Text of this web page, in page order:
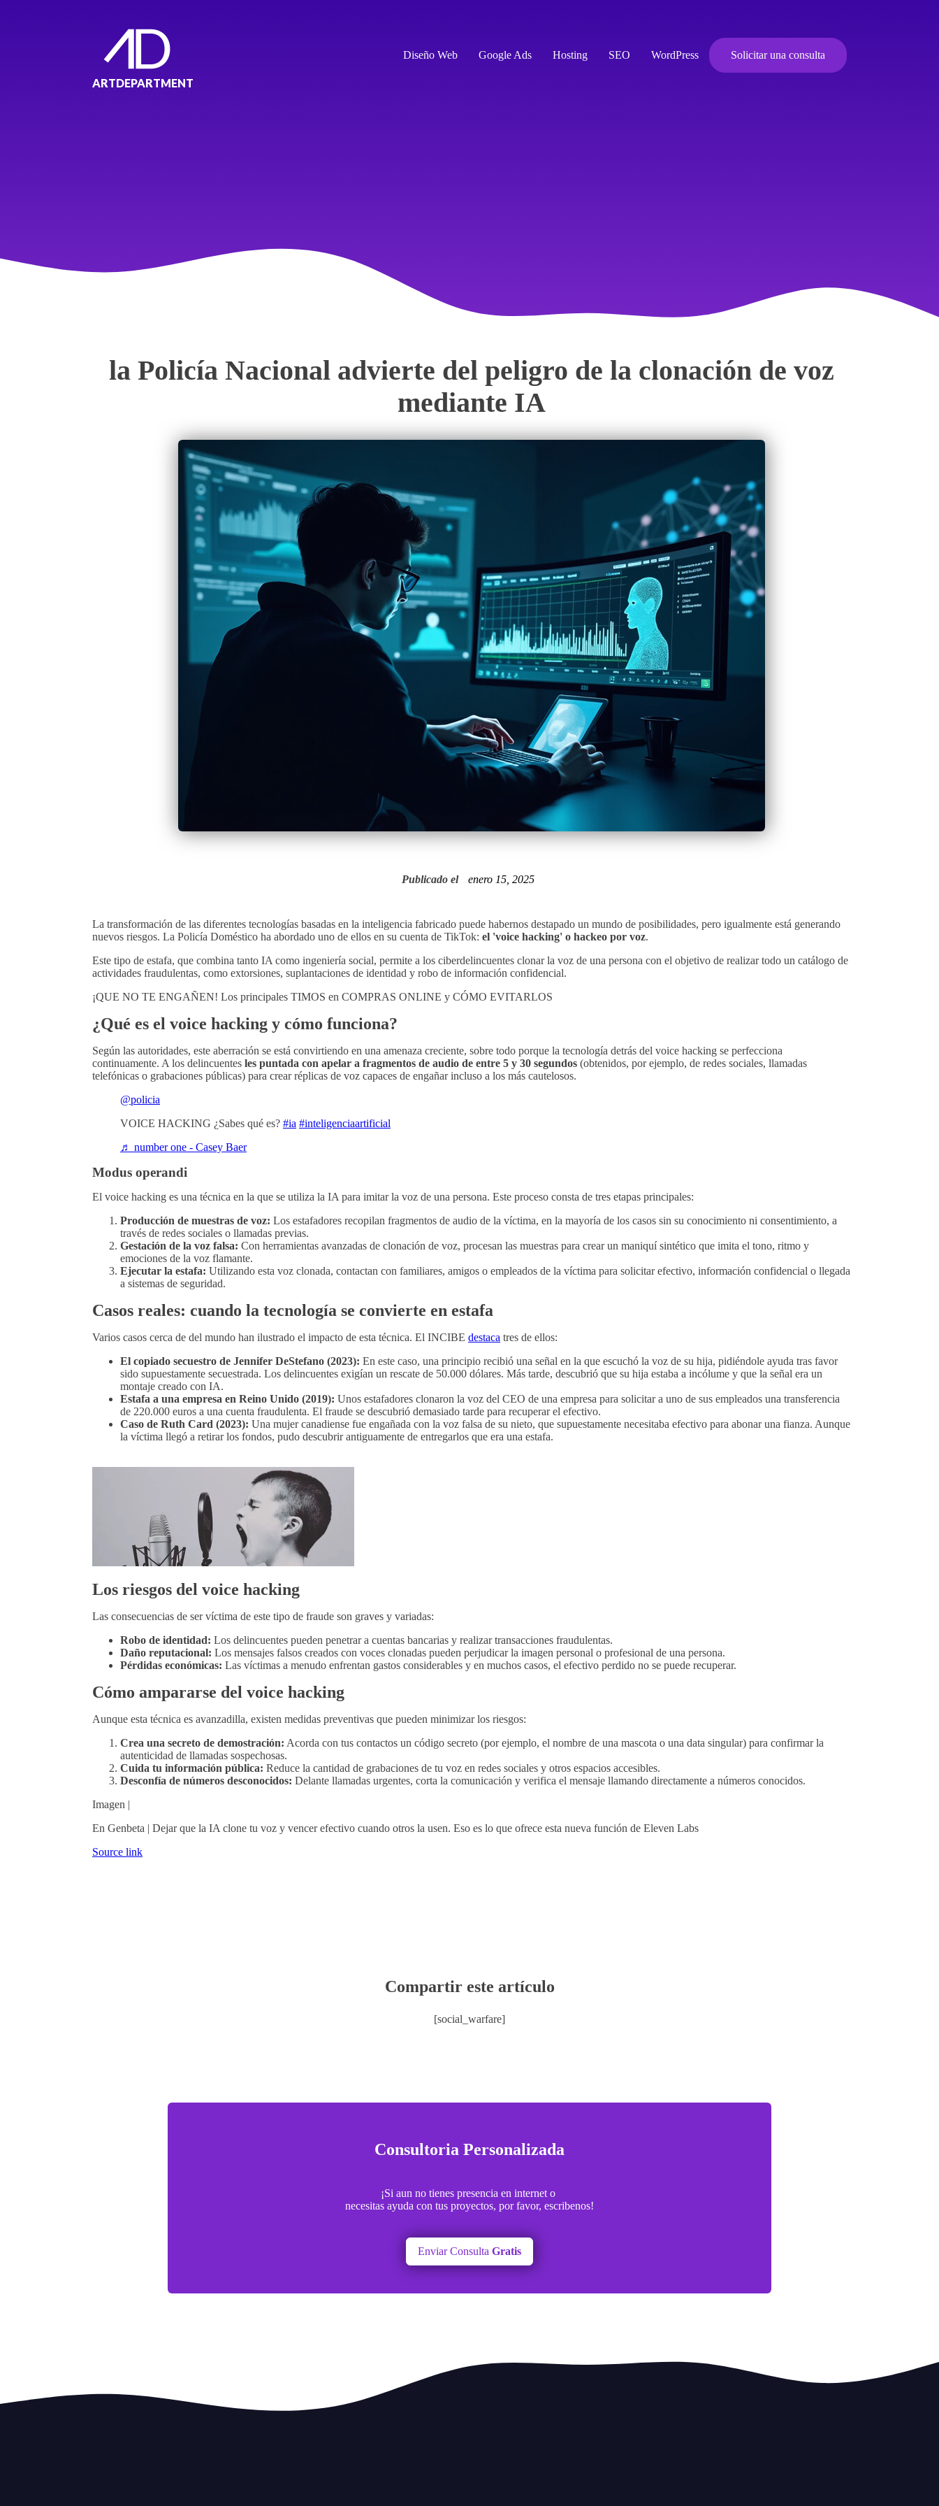
ARTDEPARTMENT
Diseño Web Google Ads Hosting SEO WordPress Solicitar una consulta
la Policía Nacional advierte del peligro de la clonación de voz
mediante IA
Publicado el enero 15, 2025
La transformación de las diferentes tecnologías basadas en la inteligencia fabricado puede habernos destapado un mundo de posibilidades, pero igualmente está generando
nuevos riesgos. La Policía Doméstico ha abordado uno de ellos en su cuenta de TikTok: el 'voice hacking' o hackeo por voz.
Este tipo de estafa, que combina tanto IA como ingeniería social, permite a los ciberdelincuentes clonar la voz de una persona con el objetivo de realizar todo un catálogo de
actividades fraudulentas, como extorsiones, suplantaciones de identidad y robo de información confidencial.
¡QUE NO TE ENGAÑEN! Los principales TIMOS en COMPRAS ONLINE y CÓMO EVITARLOS
¿Qué es el voice hacking y cómo funciona?
Según las autoridades, este aberración se está convirtiendo en una amenaza creciente, sobre todo porque la tecnología detrás del voice hacking se perfecciona
continuamente. A los delincuentes les puntada con apelar a fragmentos de audio de entre 5 y 30 segundos (obtenidos, por ejemplo, de redes sociales, llamadas
telefónicas o grabaciones públicas) para crear réplicas de voz capaces de engañar incluso a los más cautelosos.
@policia
VOICE HACKING ¿Sabes qué es? #ia #inteligenciaartificial
♬ number one - Casey Baer
Modus operandi
El voice hacking es una técnica en la que se utiliza la IA para imitar la voz de una persona. Este proceso consta de tres etapas principales:
Producción de muestras de voz: Los estafadores recopilan fragmentos de audio de la víctima, en la mayoría de los casos sin su conocimiento ni consentimiento, a
través de redes sociales o llamadas previas.
Gestación de la voz falsa: Con herramientas avanzadas de clonación de voz, procesan las muestras para crear un maniquí sintético que imita el tono, ritmo y
emociones de la voz flamante.
Ejecutar la estafa: Utilizando esta voz clonada, contactan con familiares, amigos o empleados de la víctima para solicitar efectivo, información confidencial o llegada
a sistemas de seguridad.
Casos reales: cuando la tecnología se convierte en estafa
Varios casos cerca de del mundo han ilustrado el impacto de esta técnica. El INCIBE destaca tres de ellos:
El copiado secuestro de Jennifer DeStefano (2023): En este caso, una principio recibió una señal en la que escuchó la voz de su hija, pidiéndole ayuda tras favor
sido supuestamente secuestrada. Los delincuentes exigían un rescate de 50.000 dólares. Más tarde, descubrió que su hija estaba a incólume y que la señal era un
montaje creado con IA.
Estafa a una empresa en Reino Unido (2019): Unos estafadores clonaron la voz del CEO de una empresa para solicitar a uno de sus empleados una transferencia
de 220.000 euros a una cuenta fraudulenta. El fraude se descubrió demasiado tarde para recuperar el efectivo.
Caso de Ruth Card (2023): Una mujer canadiense fue engañada con la voz falsa de su nieto, que supuestamente necesitaba efectivo para abonar una fianza. Aunque
la víctima llegó a retirar los fondos, pudo descubrir antiguamente de entregarlos que era una estafa.
Los riesgos del voice hacking
Las consecuencias de ser víctima de este tipo de fraude son graves y variadas:
Robo de identidad: Los delincuentes pueden penetrar a cuentas bancarias y realizar transacciones fraudulentas.
Daño reputacional: Los mensajes falsos creados con voces clonadas pueden perjudicar la imagen personal o profesional de una persona.
Pérdidas económicas: Las víctimas a menudo enfrentan gastos considerables y en muchos casos, el efectivo perdido no se puede recuperar.
Cómo ampararse del voice hacking
Aunque esta técnica es avanzadilla, existen medidas preventivas que pueden minimizar los riesgos:
Crea una secreto de demostración: Acorda con tus contactos un código secreto (por ejemplo, el nombre de una mascota o una data singular) para confirmar la
autenticidad de llamadas sospechosas.
Cuida tu información pública: Reduce la cantidad de grabaciones de tu voz en redes sociales y otros espacios accesibles.
Desconfía de números desconocidos: Delante llamadas urgentes, corta la comunicación y verifica el mensaje llamando directamente a números conocidos.
Imagen |
En Genbeta | Dejar que la IA clone tu voz y vencer efectivo cuando otros la usen. Eso es lo que ofrece esta nueva función de Eleven Labs
Source link
Compartir este artículo
[social_warfare]
Consultoria Personalizada
¡Si aun no tienes presencia en internet o
necesitas ayuda con tus proyectos, por favor, escribenos!
Enviar Consulta Gratis